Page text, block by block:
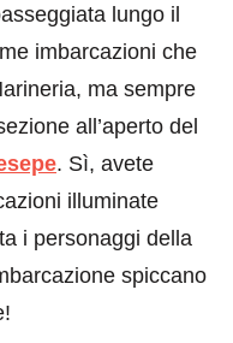
lungo il
imbarcazioni che
ma sempre
all’aperto del
. Sì, avete
illuminate
i personaggi della
spiccano